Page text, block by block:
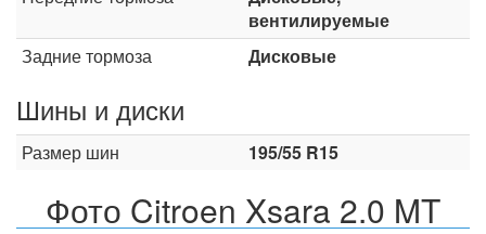
вентилируемые
Задние тормоза
Дисковые
Шины и диски
Размер шин 195/55 R15
Фото Citroen Xsara 2.0 MT